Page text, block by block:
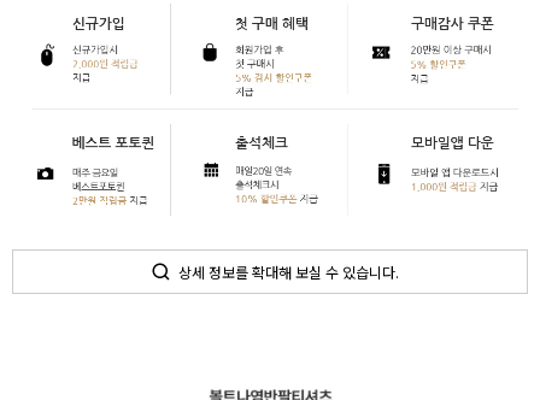
상세 정보를 확대해 보실 수 있습니다.